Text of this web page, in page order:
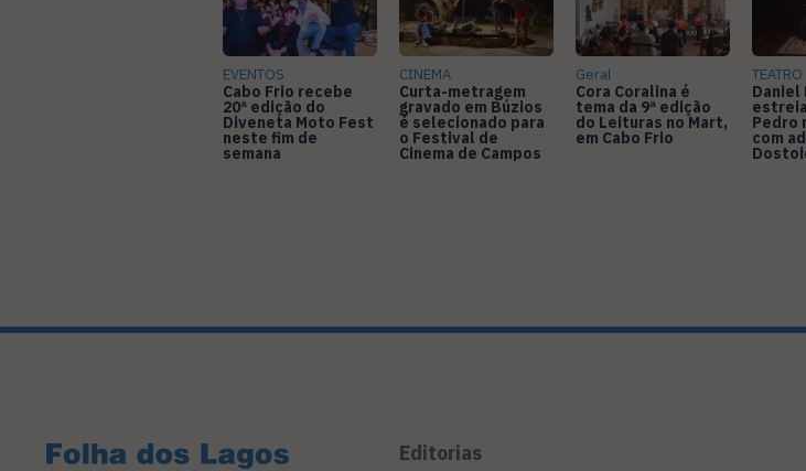
EVENTOS
Cabo Frio recebe
20ª edição do
Diveneta Moto Fest
neste fim de
semana
CINEMA
Curta-metragem
gravado em Búzios
é selecionado para
o Festival de
Cinema de Campos
Geral
Cora Coralina é
tema da 9ª edição
do Leituras no Mart,
em Cabo Frio
TEATRO
Daniel
Pedro
com
Editorias